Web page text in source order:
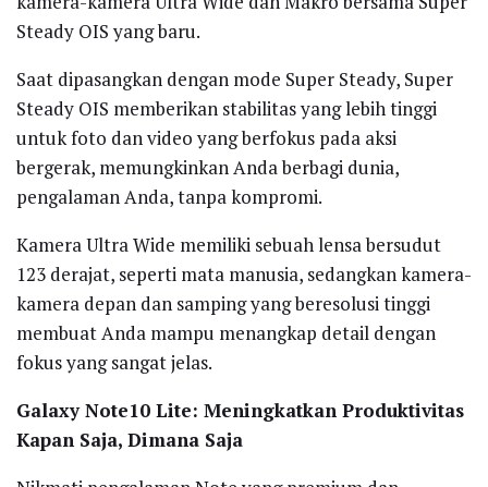
Steady OIS yang baru.
Saat dipasangkan dengan mode Super Steady, Super
Steady OIS memberikan stabilitas yang lebih tinggi
untuk foto dan video yang berfokus pada aksi
bergerak, memungkinkan Anda berbagi dunia,
pengalaman Anda, tanpa kompromi.
Kamera Ultra Wide memiliki sebuah lensa bersudut
123 derajat, seperti mata manusia, sedangkan kamera-
kamera depan dan samping yang beresolusi tinggi
membuat Anda mampu menangkap detail dengan
fokus yang sangat jelas.
Galaxy Note10 Lite: Meningkatkan Produktivitas
Kapan Saja, Dimana Saja